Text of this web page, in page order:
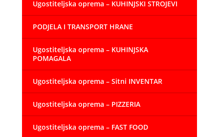
Ugostiteljska oprema – KUHINJSKI STROJEVI
PODJELA I TRANSPORT HRANE
Ugostiteljska oprema – KUHINJSKA
POMAGALA
Ugostiteljska oprema – Sitni INVENTAR
Ugostiteljska oprema – PIZZERIA
Ugostiteljska oprema – FAST FOOD